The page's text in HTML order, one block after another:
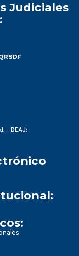
Judiciales
- DEAJ: